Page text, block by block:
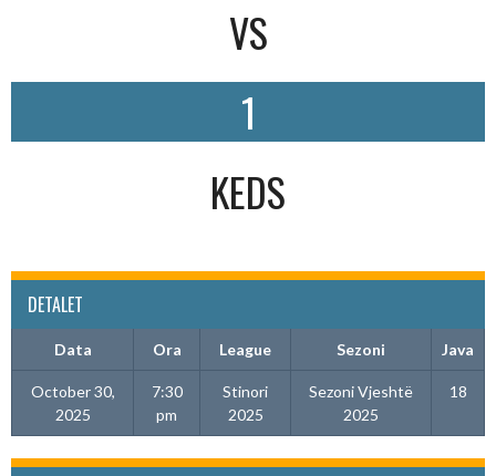
VS
1
KEDS
DETALET
Data Ora League Sezoni Java
October 30,
2025
7:30
pm
Stinori
2025
Sezoni Vjeshtë
2025
18